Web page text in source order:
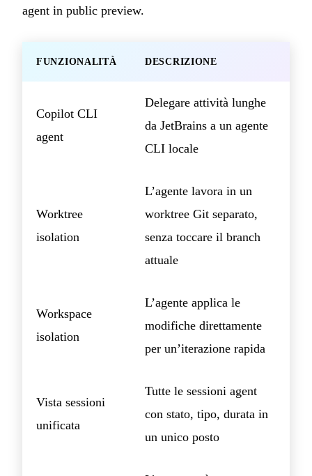
agent in public preview.
FUNZIONALITÀ DESCRIZIONE
Copilot CLI
agent
Delegare attività lunghe
da JetBrains a un agente
CLI locale
Worktree
isolation
L’agente lavora in un
worktree Git separato,
senza toccare il branch
attuale
Workspace
isolation
L’agente applica le
modifiche direttamente
per un’iterazione rapida
Vista sessioni
unificata
Tutte le sessioni agent
con stato, tipo, durata in
un unico posto